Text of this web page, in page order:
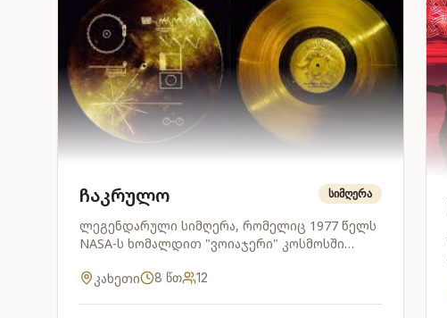
ჩაკრულო სიმღერა
ლეგენდარული სიმღერა, რომელიც 1977 წელს
NASA-ს ხომალდით "ვოიაჯერი" კოსმოსში
კახეთი
8 წთ 12